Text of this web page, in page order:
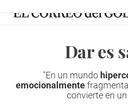
Dar es
"En un mundo
emocionalmente
convierte en un